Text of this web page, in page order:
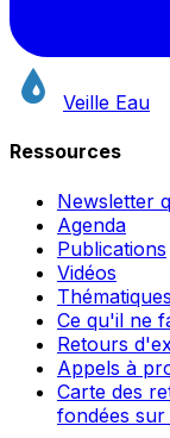
Veille Eau
Ressources
Newsletter
Agenda
Publications
Vidéos
Thématiques
Ce qu'il ne
Retours
Appels à
Carte des
fondées